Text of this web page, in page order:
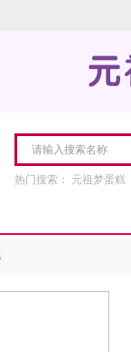
热门搜索： 元祖梦蛋糕